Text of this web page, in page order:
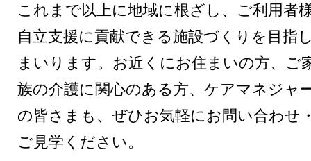
これまで以上に地域に根ざし、ご利用者
自立支援に貢献できる施設づくりを目指
まいります。お近くにお住まいの方、ご
族の介護に関心のある方、ケアマネジャ
の皆さまも、ぜひお気軽にお問い合わせ
ご見学ください。